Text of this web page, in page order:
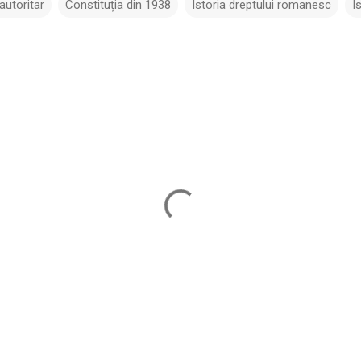
Constituția din 1938 Istoria dreptului romanesc